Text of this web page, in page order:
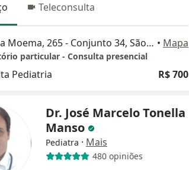
Teleconsulta
Avenida Moema, 265 - Conjunto 34, São Paulo • Mapa
particular - Consulta presencial
Pediatria R$ 700
Dr. José Marcelo Tonella
Manso
Pediatra · Mais
480 opiniões